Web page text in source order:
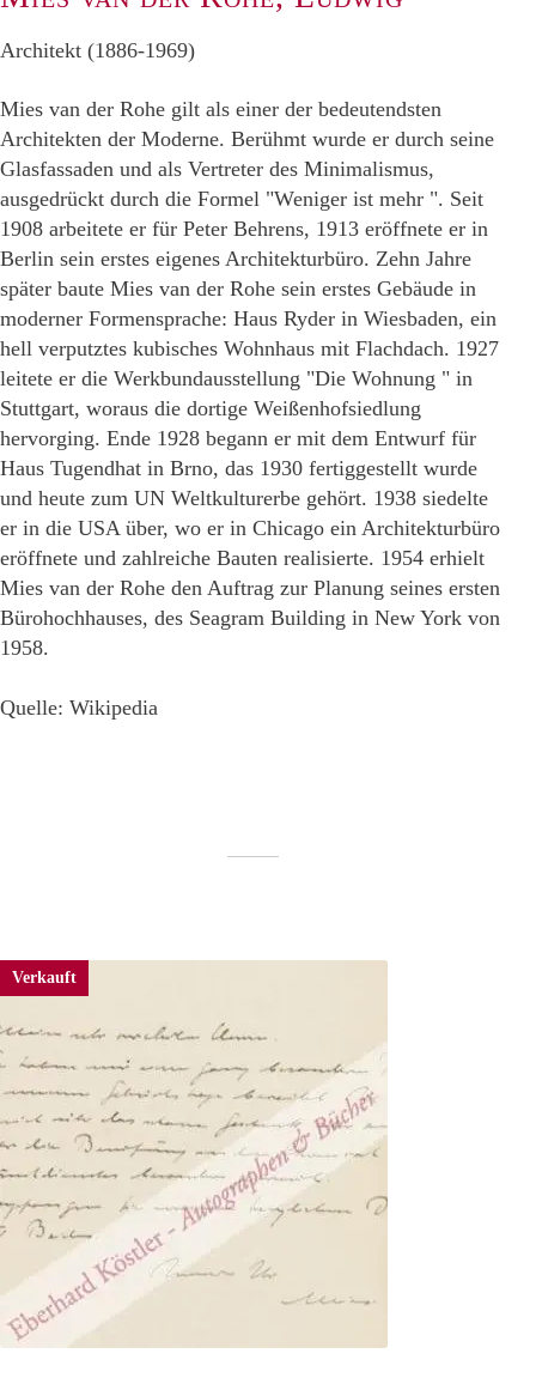
Architekt (1886-1969)
Mies van der Rohe gilt als einer der bedeutendsten
Architekten der Moderne. Berühmt wurde er durch seine
Glasfassaden und als Vertreter des Minimalismus,
ausgedrückt durch die Formel "Weniger ist mehr ". Seit
1908 arbeitete er für Peter Behrens, 1913 eröffnete er in
Berlin sein erstes eigenes Architekturbüro. Zehn Jahre
später baute Mies van der Rohe sein erstes Gebäude in
moderner Formensprache: Haus Ryder in Wiesbaden, ein
hell verputztes kubisches Wohnhaus mit Flachdach. 1927
leitete er die Werkbundausstellung "Die Wohnung " in
Stuttgart, woraus die dortige Weißenhofsiedlung
hervorging. Ende 1928 begann er mit dem Entwurf für
Haus Tugendhat in Brno, das 1930 fertiggestellt wurde
und heute zum UN Weltkulturerbe gehört. 1938 siedelte
er in die USA über, wo er in Chicago ein Architekturbüro
eröffnete und zahlreiche Bauten realisierte. 1954 erhielt
Mies van der Rohe den Auftrag zur Planung seines ersten
Bürohochhauses, des Seagram Building in New York von
1958.
Quelle: Wikipedia
Verkauft